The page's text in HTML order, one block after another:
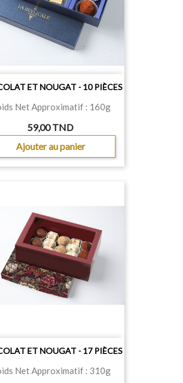
ET NOUGAT - 10 PIÈCES
Net Approximatif : 160g
59,00 TND
Ajouter au panier
ET NOUGAT - 17 PIÈCES
Net Approximatif : 310g